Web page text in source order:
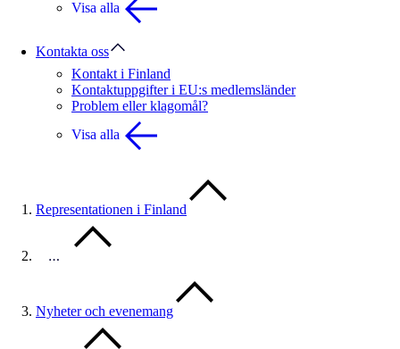
Visa alla
Kontakta oss
Kontakt i Finland
Kontaktuppgifter i EU:s medlemsländer
Problem eller klagomål?
Visa alla
Representationen i Finland
…
Nyheter och evenemang